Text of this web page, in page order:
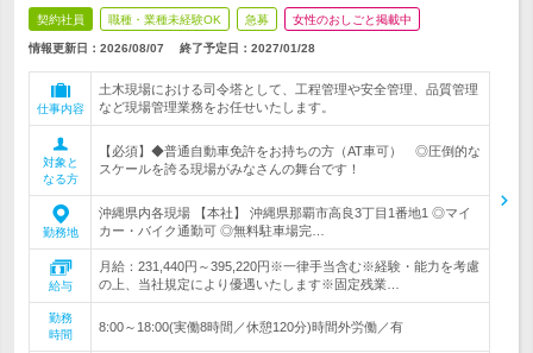
契約社員 職種・業種未経験OK 急募 女性のおしごと掲載中
情報更新日：2026/08/07 終了予定日： 2027/01/28
仕事内容
土木現場における司令塔として、工程管理や安全管理、品質管理
など現場管理業務をお任せいたします。
対象と
なる方
【必須】◆普通自動車免許をお持ちの方（AT車可） ◎圧倒的な
スケールを誇る現場がみなさんの舞台です！
勤務地
沖縄県内各現場 【本社】 沖縄県那覇市高良3丁目1番地1 ◎マイ
カー・バイク通勤可 ◎無料駐車場完…
給与
月給：231,440円～395,220円※一律手当含む※経験・能力を考慮
の上、当社規定により優遇いたします※固定残業…
勤務
時間
8:00～18:00(実働8時間／休憩120分)時間外労働／有